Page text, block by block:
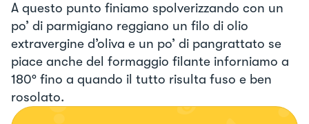
A questo punto finiamo spolverizzando con un
po’ di parmigiano reggiano un filo di olio
extravergine d’oliva e un po’ di pangrattato se
piace anche del formaggio filante inforniamo a
180° fino a quando il tutto risulta fuso e ben
rosolato.